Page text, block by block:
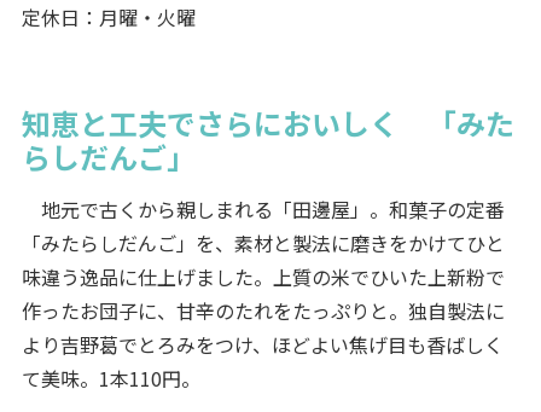
定休日：月曜・火曜
知恵と工夫でさらにおいしく 「みた
らしだんご」
地元で古くから親しまれる「田邊屋」。和菓子の定番
「みたらしだんご」を、素材と製法に磨きをかけてひと
味違う逸品に仕上げました。上質の米でひいた上新粉で
作ったお団子に、甘辛のたれをたっぷりと。独自製法に
より吉野葛でとろみをつけ、ほどよい焦げ目も香ばしく
て美味。1本110円。